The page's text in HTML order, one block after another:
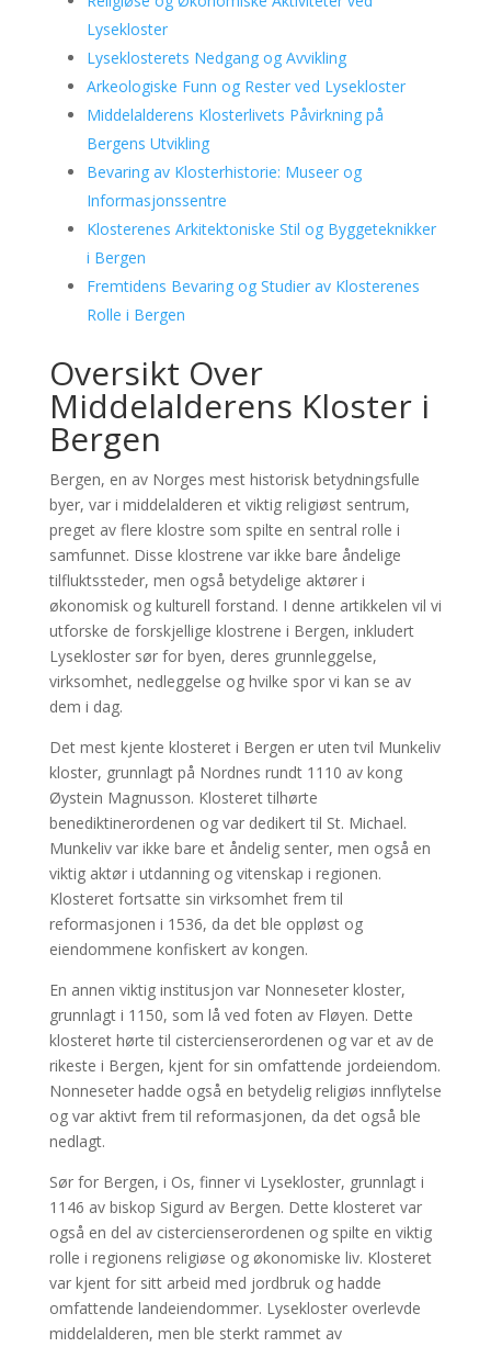
Lysekloster
Lyseklosterets Nedgang og Avvikling
Arkeologiske Funn og Rester ved Lysekloster
Middelalderens Klosterlivets Påvirkning på
Bergens Utvikling
Bevaring av Klosterhistorie: Museer og
Informasjonssentre
Klosterenes Arkitektoniske Stil og Byggeteknikker
i Bergen
Fremtidens Bevaring og Studier av Klosterenes
Rolle i Bergen
Oversikt Over
Middelalderens Kloster i
Bergen
Bergen, en av Norges mest historisk betydningsfulle
byer, var i middelalderen et viktig religiøst sentrum,
preget av flere klostre som spilte en sentral rolle i
samfunnet. Disse klostrene var ikke bare åndelige
tilfluktssteder, men også betydelige aktører i
økonomisk og kulturell forstand. I denne artikkelen vil vi
utforske de forskjellige klostrene i Bergen, inkludert
Lysekloster sør for byen, deres grunnleggelse,
virksomhet, nedleggelse og hvilke spor vi kan se av
dem i dag.
Det mest kjente klosteret i Bergen er uten tvil Munkeliv
kloster, grunnlagt på Nordnes rundt 1110 av kong
Øystein Magnusson. Klosteret tilhørte
benediktinerordenen og var dedikert til St. Michael.
Munkeliv var ikke bare et åndelig senter, men også en
viktig aktør i utdanning og vitenskap i regionen.
Klosteret fortsatte sin virksomhet frem til
reformasjonen i 1536, da det ble oppløst og
eiendommene konfiskert av kongen.
En annen viktig institusjon var Nonneseter kloster,
grunnlagt i 1150, som lå ved foten av Fløyen. Dette
klosteret hørte til cistercienserordenen og var et av de
rikeste i Bergen, kjent for sin omfattende jordeiendom.
Nonneseter hadde også en betydelig religiøs innflytelse
og var aktivt frem til reformasjonen, da det også ble
nedlagt.
Sør for Bergen, i Os, finner vi Lysekloster, grunnlagt i
1146 av biskop Sigurd av Bergen. Dette klosteret var
også en del av cistercienserordenen og spilte en viktig
rolle i regionens religiøse og økonomiske liv. Klosteret
var kjent for sitt arbeid med jordbruk og hadde
omfattende landeiendommer. Lysekloster overlevde
middelalderen, men ble sterkt rammet av